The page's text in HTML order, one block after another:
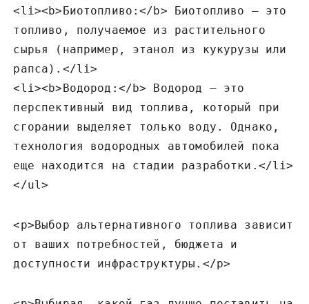
<li><b>Биотопливо:</b> Биотопливо – это
топливо‚ получаемое из растительного
сырья (например‚ этанол из кукурузы или
рапса).</li>
<li><b>Водород:</b> Водород – это
перспективный вид топлива‚ который при
сгорании выделяет только воду. Однако‚
технология водородных автомобилей пока
еще находится на стадии разработки.</li>
</ul>
<p>Выбор альтернативного топлива зависит
от ваших потребностей‚ бюджета и
доступности инфраструктуры.</p>